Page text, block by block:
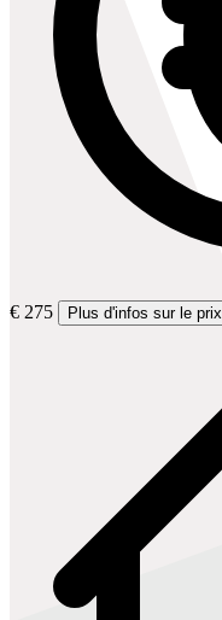
€ 275 Plus d'infos sur le prix